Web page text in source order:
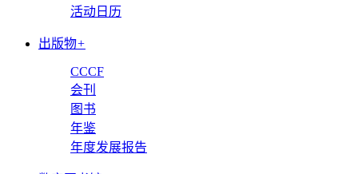
活动日历
出版物+
CCCF
会刊
图书
年鉴
年度发展报告